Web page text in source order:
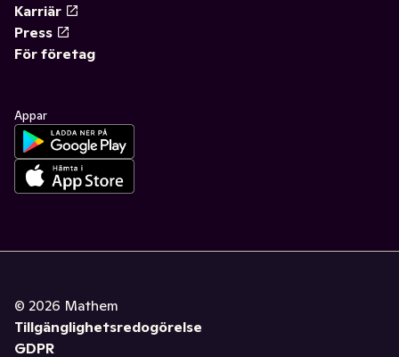
Karriär
Press
För företag
Appar
© 2026 Mathem
Tillgänglighetsredogörelse
GDPR